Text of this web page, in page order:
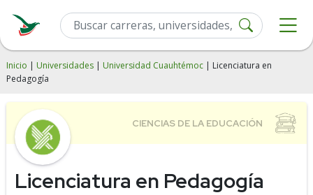
Inicio | Universidades | Universidad Cuauhtémoc | Licenciatura en
Pedagogía
Licenciatura en Pedagogía